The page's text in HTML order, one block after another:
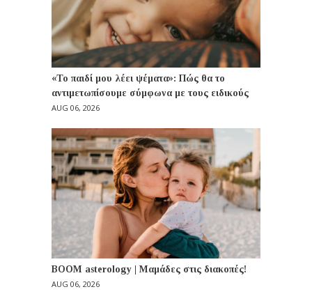
«Το παιδί μου λέει ψέματα»: Πώς θα το
αντιμετωπίσουμε σύμφωνα με τους ειδικούς
AUG 06, 2026
BOOM asterology | Μαμάδες στις διακοπές!
AUG 06, 2026